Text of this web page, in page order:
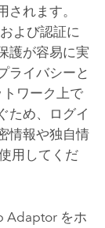
れます。
よび認証に
護が容易に実
ライバシーと
ワーク上で
ため、ログイ
情報や独自情
用してくだ
Adaptorをホ